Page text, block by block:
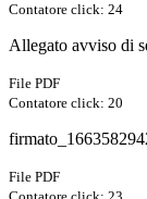
Contatore click: 24
Allegato avviso di
File PDF
Contatore click: 20
File PDF